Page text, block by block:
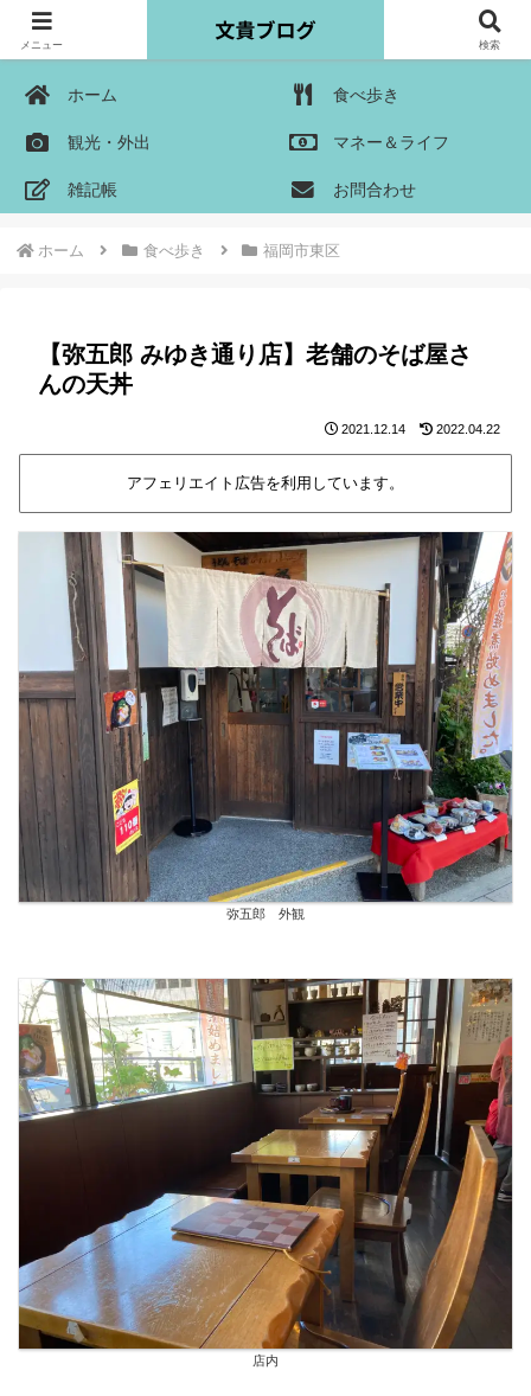
ホーム 食べ歩き
観光・外出 マネー＆ライフ
雑記帳 お問合わせ
ホーム 食べ歩き 福岡市東区
【弥五郎 みゆき通り店】老舗のそば屋さ
んの天丼
2021.12.14 2022.04.22
アフェリエイト広告を利用しています。
弥五郎 外観
店内
メニュー 検索